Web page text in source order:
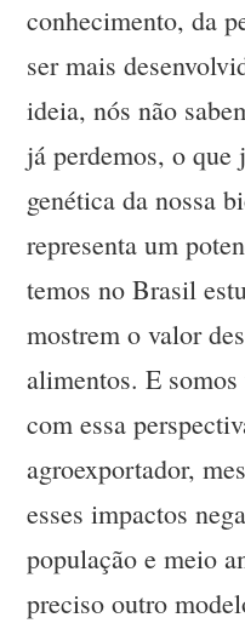
conhecimento, da
ser mais
ideia, nós não
já perdemos, o que
genética da nossa
representa um
temos no Brasil
mostrem o valor
alimentos. E
com essa
agroexportador,
esses impactos
população e meio
preciso outro